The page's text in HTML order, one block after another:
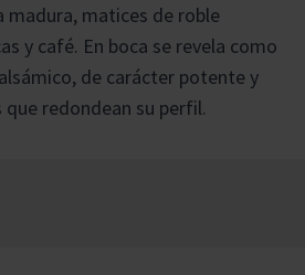
matices de roble
y café. En boca se revela como
de carácter potente y
redondean su perfil.